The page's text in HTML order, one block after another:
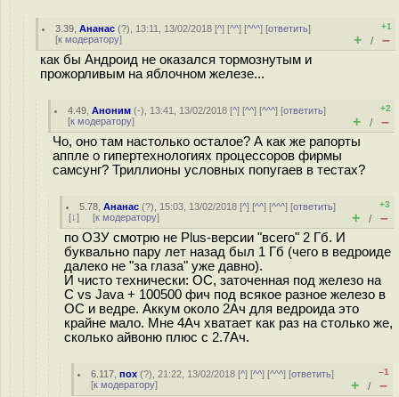
3.39 ,Ананас (?), 13:11, 13/02/2018 [^] [^^] [^^^] [ответить]
[к модератору]
+1
+ / –
как бы Андроид не оказался тормознутым и
прожорливым на яблочном железе...
4.49 ,Аноним (-), 13:41, 13/02/2018 [^] [^^] [^^^] [ответить]
[к модератору]
+2
+ / –
Чо, оно там настолько осталое? А как же рапорты
аппле о гипертехнологиях процессоров фирмы
самсунг? Триллионы условных попугаев в тестах?
5.78 ,Ананас (?), 15:03, 13/02/2018 [^] [^^] [^^^] [ответить]
[↓] [к модератору]
+3
+ / –
по ОЗУ смотрю не Plus-версии "всего" 2 Гб. И
буквально пару лет назад был 1 Гб (чего в ведроиде
далеко не "за глаза" уже давно).
И чисто технически: ОС, заточенная под железо на
C vs Java + 100500 фич под всякое разное железо в
ОС и ведре. Аккум около 2Ач для ведроида это
крайне мало. Мне 4Ач хватает как раз на столько же,
сколько айвоню плюс с 2.7Ач.
6.117 ,пох (?), 21:22, 13/02/2018 [^] [^^] [^^^] [ответить]
[к модератору]
–1
+ / –